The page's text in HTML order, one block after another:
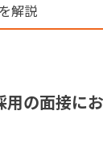
解説
用の面接に